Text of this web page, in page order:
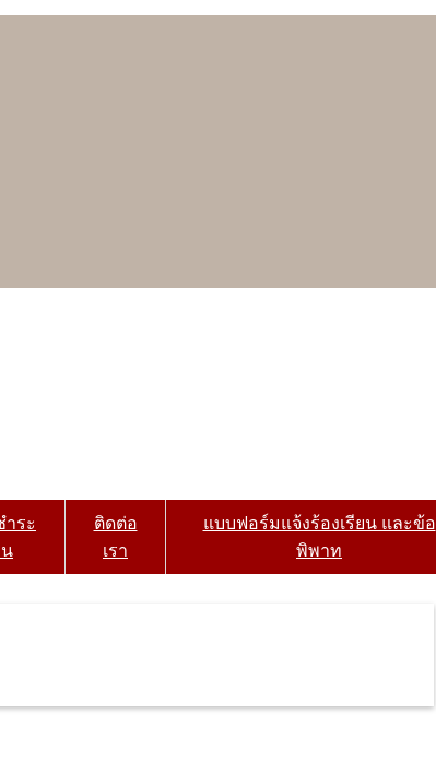
ำระ
น
ติดต่อ
เรา
แบบฟอร์มแจ้งร้องเรียน และข้อ
พิพาท
of Technology Carlow degree in Ireeland